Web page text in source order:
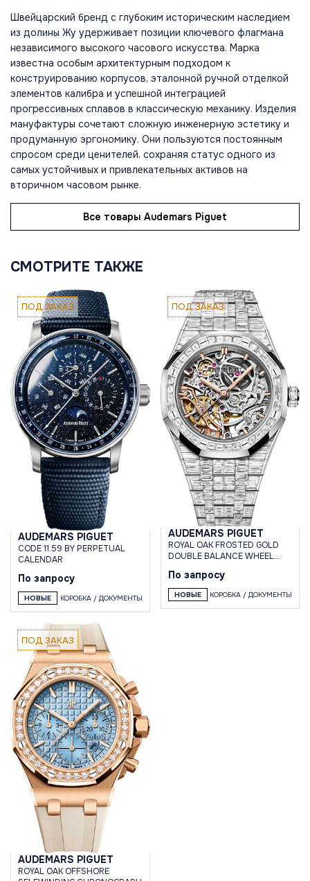
Швейцарский бренд с глубоким историческим наследием
из долины Жу удерживает позиции ключевого флагмана
независимого высокого часового искусства. Марка
известна особым архитектурным подходом к
конструированию корпусов, эталонной ручной отделкой
элементов калибра и успешной интеграцией
прогрессивных сплавов в классическую механику. Изделия
мануфактуры сочетают сложную инженерную эстетику и
продуманную эргономику. Они пользуются постоянным
спросом среди ценителей, сохраняя статус одного из
самых устойчивых и привлекательных активов на
вторичном часовом рынке.
Все товары Audemars Piguet
СМОТРИТЕ ТАКЖЕ
ПОД ЗАКАЗ
AUDEMARS PIGUET
CODE 11.59 BY PERPETUAL
CALENDAR
По запросу
НОВЫЕ КОРОБКА / ДОКУМЕНТЫ
ПОД ЗАКАЗ
AUDEMARS PIGUET
ROYAL OAK FROSTED GOLD
DOUBLE BALANCE WHEEL
По запросу
НОВЫЕ КОРОБКА / ДОКУМЕНТЫ
ПОД ЗАКАЗ
AUDEMARS PIGUET
ROYAL OAK OFFSHORE